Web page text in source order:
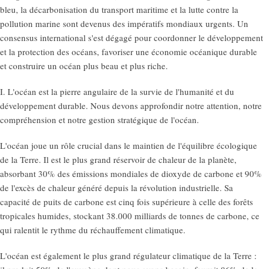
bleu, la décarbonisation du transport maritime et la lutte contre la
pollution marine sont devenus des impératifs mondiaux urgents. Un
consensus international s'est dégagé pour coordonner le développement
et la protection des océans, favoriser une économie océanique durable
et construire un océan plus beau et plus riche.
I. L'océan est la pierre angulaire de la survie de l'humanité et du
développement durable. Nous devons approfondir notre attention, notre
compréhension et notre gestion stratégique de l'océan.
L'océan joue un rôle crucial dans le maintien de l'équilibre écologique
de la Terre. Il est le plus grand réservoir de chaleur de la planète,
absorbant 30% des émissions mondiales de dioxyde de carbone et 90%
de l'excès de chaleur généré depuis la révolution industrielle. Sa
capacité de puits de carbone est cinq fois supérieure à celle des forêts
tropicales humides, stockant 38.000 milliards de tonnes de carbone, ce
qui ralentit le rythme du réchauffement climatique.
L'océan est également le plus grand régulateur climatique de la Terre :